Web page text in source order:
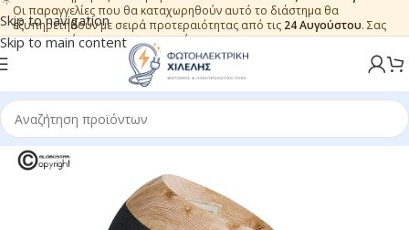
Skip to navigation
Skip to main content
Οι παραγγελίες που θα καταχωρηθούν αυτό το διάστημα θα
εξυπηρετηθούν με σειρά προτεραιότητας από τις 24 Αυγούστου. Σας
ευχαριστούμε για την εμπιστοσύνη.